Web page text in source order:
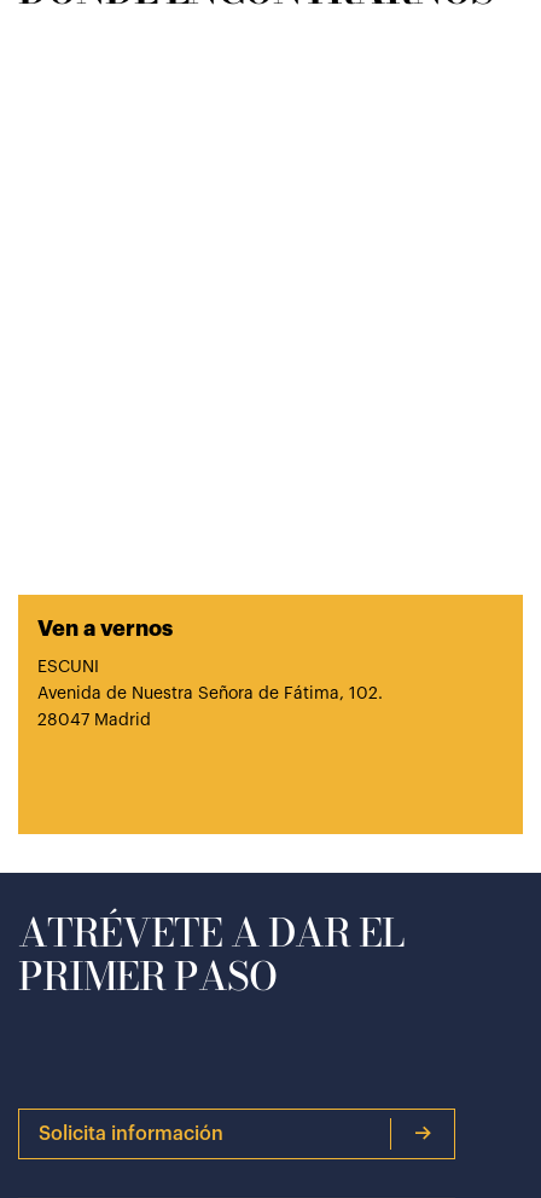
Ven a vernos
ESCUNI
Avenida de Nuestra Señora de Fátima, 102.
28047 Madrid
ATRÉVETE A DAR EL
PRIMER PASO
Solicita información